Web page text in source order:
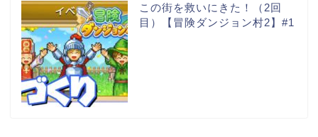
この街を救いにきた！（2回
目）【冒険ダンジョン村2】#1